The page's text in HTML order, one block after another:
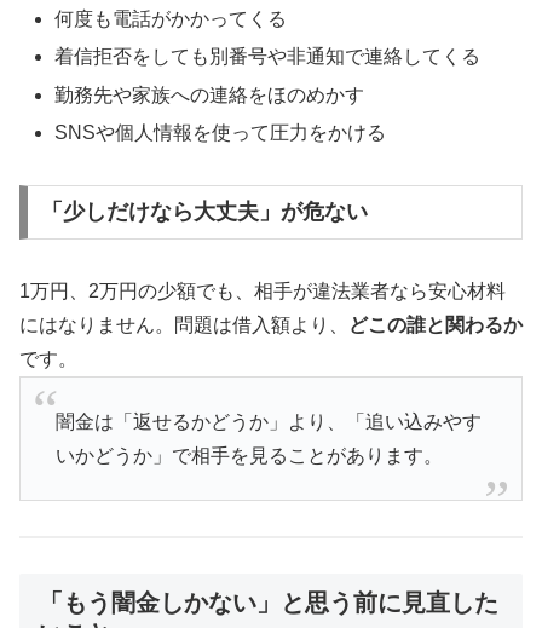
何度も電話がかかってくる
着信拒否をしても別番号や非通知で連絡してくる
勤務先や家族への連絡をほのめかす
SNSや個人情報を使って圧力をかける
「少しだけなら大丈夫」が危ない
1万円、2万円の少額でも、相手が違法業者なら安心材料
にはなりません。問題は借入額より、
どこの誰と関わるか
です。
闇金は「返せるかどうか」より、「追い込みやす
いかどうか」で相手を見ることがあります。
「もう闇金しかない」と思う前に見直した